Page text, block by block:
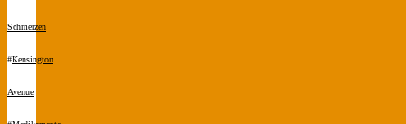
Schmerzen
#Kensington
Avenue